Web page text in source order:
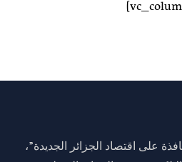
el_id=”carousssel-category”][smart_post_show id=”1548″][/vc_column_text][/vc_column]
على اقتصاد الجزائر الجديدة”،